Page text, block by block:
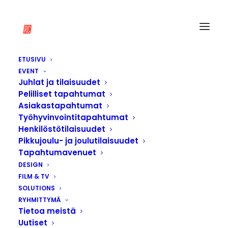
ETUSIVU
EVENT
Juhlat ja tilaisuudet
Pelilliset tapahtumat
Asiakastapahtumat
Työhyvinvointitapahtumat
Henkilöstötilaisuudet
Pikkujoulu- ja joulutilaisuudet
Tapahtumavenuet
DESIGN
FILM & TV
SOLUTIONS
RYHMITTYMÄ
Tietoa meistä
Uutiset